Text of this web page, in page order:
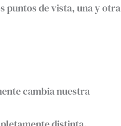
puntos de vista, una y otra
cambia nuestra